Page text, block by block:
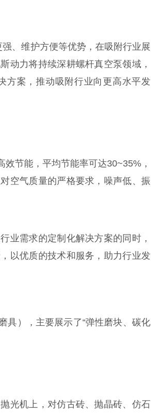
、维护方便等优势，在吸附行业展
动力将持续深耕螺杆真空泵领域，
方案，推动吸附行业向更高水平发
节能，平均节能率可达30~35%，
空气质量的严格要求，噪声低、振
业需求的定制化解决方案的同时，
以优质的技术和服务，助力行业发
具），主要展示了“弹性磨块、碳化
光机上，对仿古砖、抛晶砖、仿石